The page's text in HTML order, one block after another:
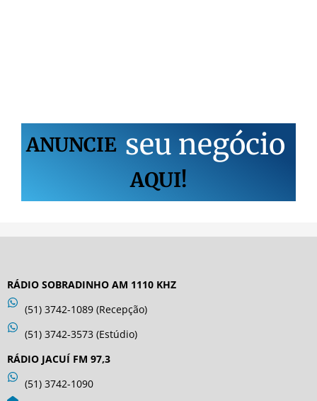
ANUNCIE seu negócio
AQUI!
RÁDIO SOBRADINHO AM 1110 KHZ
(51) 3742-1089 (Recepção)
(51) 3742-3573 (Estúdio)
RÁDIO JACUÍ FM 97,3
(51) 3742-1090